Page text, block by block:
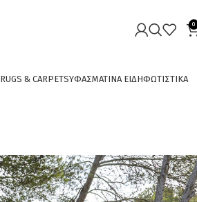
0
RUGS & CARPETSΥΦΑΣΜΑΤΙΝΑ ΕΙΔΗΦΩΤΙΣΤΙΚΑ